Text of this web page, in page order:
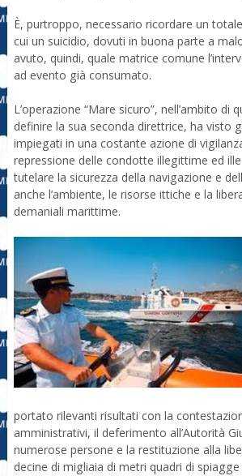
È, purtroppo, necessario ricordare un
cui un suicidio, dovuti in buona parte a
avuto, quindi, quale matrice comune
ad evento già consumato.
L’operazione “Mare sicuro”, nell’ambito di
definire la sua seconda direttrice, ha visto
impiegati in una costante azione di
repressione delle condotte illegittime ed
tutelare la sicurezza della navigazione e
anche l’ambiente, le risorse ittiche e la
demaniali marittime.
portato rilevanti risultati con la
amministrativi, il deferimento all’Autorità
numerose persone e la restituzione alla
decine di migliaia di metri quadri di